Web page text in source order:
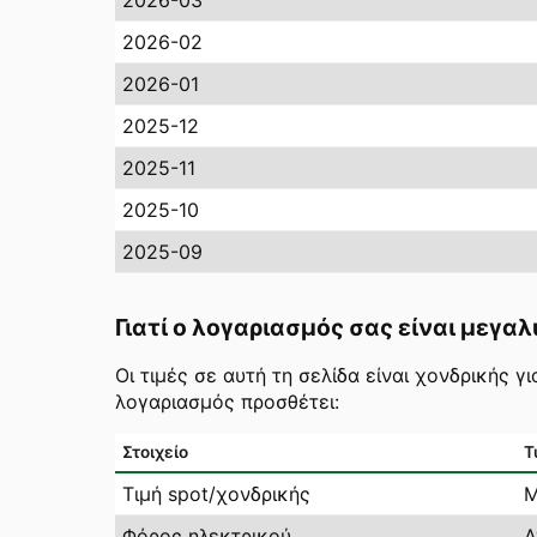
2026-02
2026-01
2025-12
2025-11
2025-10
2025-09
Γιατί ο λογαριασμός σας είναι
Οι τιμές σε αυτή τη σελίδα είναι
λογαριασμός προσθέτει:
Στοιχείο
Τιμή spot/χονδρικής